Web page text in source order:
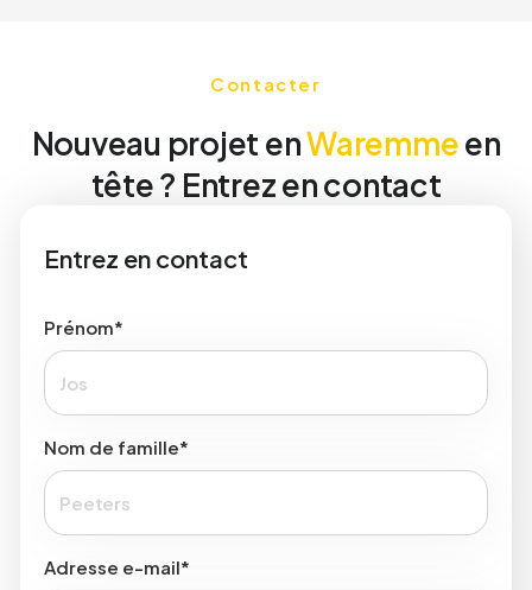
Contacter
Nouveau projet enWaremmeen
tête ? Entrez en contact
Entrez en contact
Prénom*
Nom de famille*
Adresse e-mail*